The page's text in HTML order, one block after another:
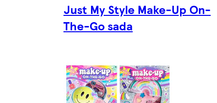
Just My Style Make-Up On-
The-Go sada